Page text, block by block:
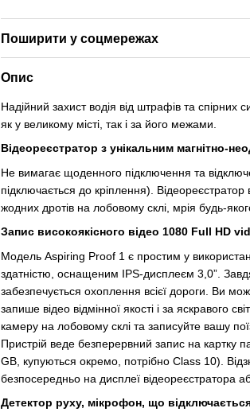
Поширити у соцмережах
Опис
Надійний захист водія від штрафів та спірних
як у великому місті, так і за його межами.
Відеореєстратор з унікальним магнітно-
Не вимагає щоденного підключення та
підключається до кріплення).
жодних дротів на лобовому склі, мрія будь-
Запис високоякісного відео 1080 Full HD
Модель Aspiring Proof 1 є простим у
здатністю, оснащеним IPS-дисплеєм 3,0”.
забезпечується охоплення всієї дороги. Ви
запише відео відмінної якості і за яскравого
камеру на лобовому склі та записуйте вашу
Пристрій веде безперервний запис на картку
GB, купуються окремо, потрібно Сlass 10).
безпосередньо на дисплеї відеореєстратора
Детектор руху, мікрофон, що